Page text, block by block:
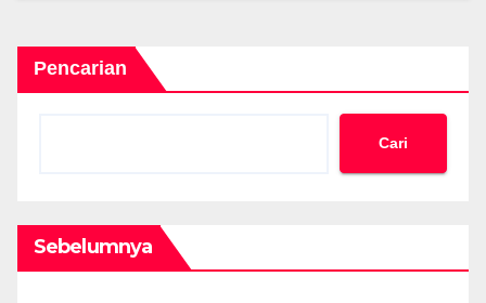
Pencarian
Cari
Sebelumnya